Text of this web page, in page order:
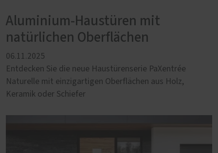
Aluminium-Haustüren mit
natürlichen Oberflächen
06.11.2025
Entdecken Sie die neue Haustürenserie PaXentrée
Naturelle mit einzigartigen Oberflächen aus Holz,
Keramik oder Schiefer